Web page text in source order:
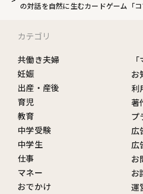
の対話を自然に生むカードゲーム「
カテゴリ
共働き夫婦
妊娠
出産・産後
育児
教育
中学受験
中学生
仕事
マネー
おでかけ
お
利
著
プ
広
広
お
お
運